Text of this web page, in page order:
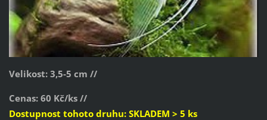
Velikost: 3,5-5 cm //
Cenas: 60 Kč/ks //
Dostupnost tohoto druhu: SKLADEM > 5 ks